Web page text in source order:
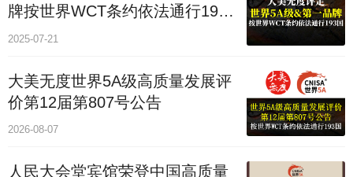
牌按世界WCT条约依法通行193
个国家
2025-07-21
大美无度世界5A级高质量发展评
价第12届第807号公告
2026-08-07
人民大会堂宾馆荣登中国高质量